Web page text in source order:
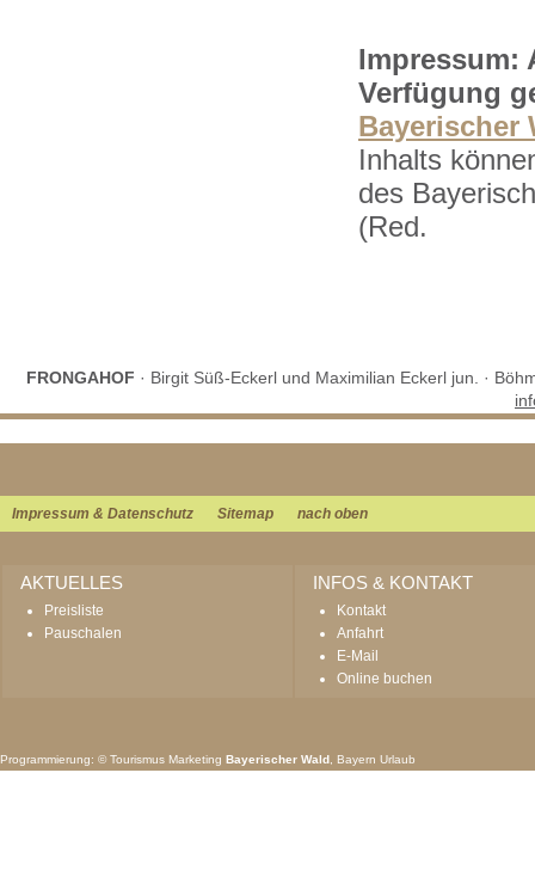
Impressum:
Verfügung
Bayerischer
Inhalts
des
(Red.
FRONGAHOF · Birgit Süß-Eckerl und Maximilian Eckerl jun. ·
Impressum & Datenschutz Sitemap nach oben
AKTUELLES
Preisliste
Pauschalen
INFOS & KONTAKT
Kontakt
Anfahrt
E-Mail
Online buchen
Programmierung: ©Tourismus Marketing Bayerischer Wald Bayern Urlaub